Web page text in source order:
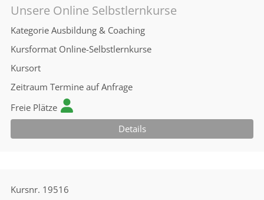
Unsere Online Selbstlernkurse
Kategorie Ausbildung & Coaching
Kursformat Online-Selbstlernkurse
Kursort
Zeitraum Termine auf Anfrage
Freie Plätze
Details
Kursnr. 19516